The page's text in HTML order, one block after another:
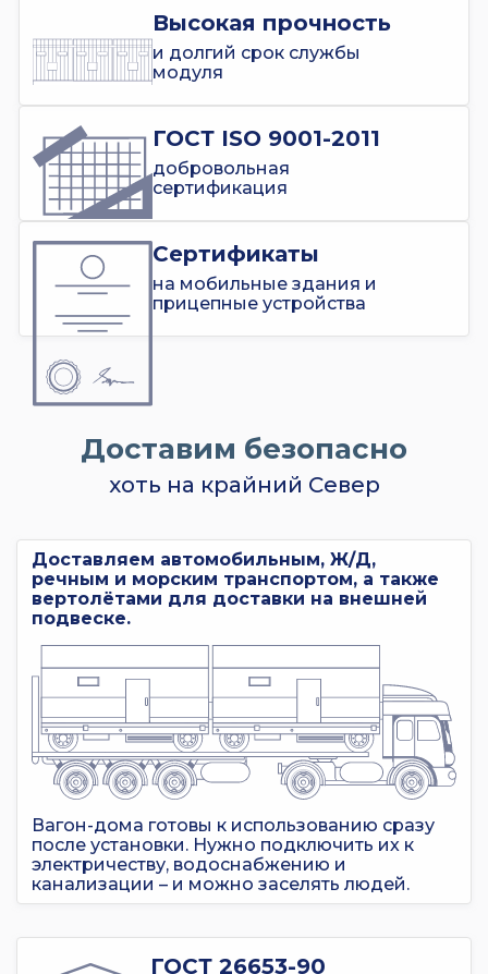
Высокая прочность
и долгий срок службы
модуля
ГОСТ ISO 9001-2011
добровольная
сертификация
Сертификаты
на мобильные здания и
прицепные устройства
Доставим безопасно
хоть на крайний Север
Доставляем автомобильным, Ж/Д,
речным и морским транспортом, а также
вертолётами для доставки на внешней
подвеске.
Вагон-дома готовы к использованию сразу
после установки. Нужно подключить их к
электричеству, водоснабжению и
канализации – и можно заселять людей.
ГОСТ 26653-90